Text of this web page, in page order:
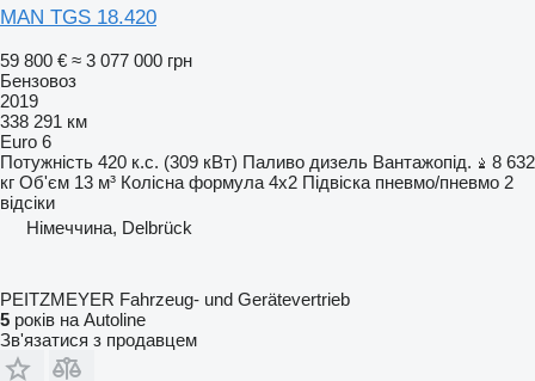
MAN TGS 18.420
59 800 € ≈ 3 077 000 грн
Бензовоз
2019
338 291 км
Euro 6
Потужність 420 к.с. (309 кВт) Паливо дизель Вантажопід.
8 632
кг Об'єм 13 м³ Колісна формула 4x2 Підвіска пневмо/пневмо 2
відсіки
Німеччина, Delbrück
PEITZMEYER Fahrzeug- und Gerätevertrieb
5 років на Autoline
Зв'язатися з продавцем